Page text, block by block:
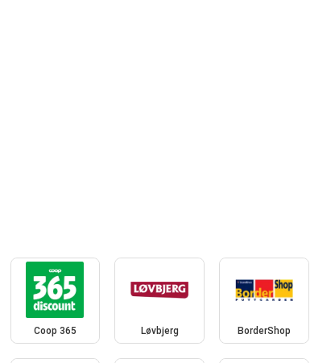
Coop 365 Løvbjerg BorderShop